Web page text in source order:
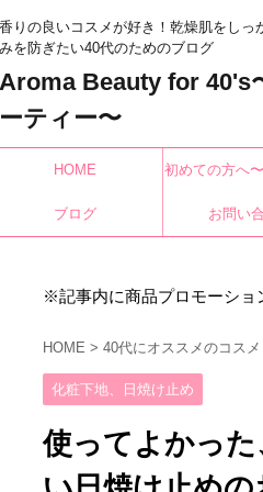
香りの良いコスメが好き！乾燥肌をしっ
みを防ぎたい40代のためのブログ
Aroma Beauty for 40's
ーティー〜
HOME 初めての方へ
もみんなキレ
ブログ お問い
※記事内に商品プロモーショ
HOME > 40代にオススメのコスメ
化粧下地、日焼け止め
使ってよかっ